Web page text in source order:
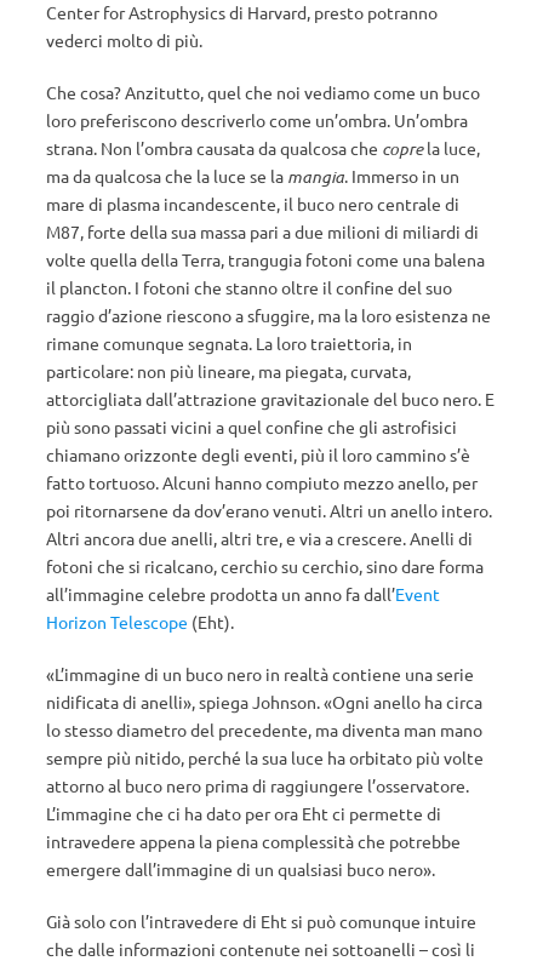
Center for Astrophysics di Harvard, presto potranno
vederci molto di più.
Che cosa? Anzitutto, quel che noi vediamo come un buco
loro preferiscono descriverlo come un’ombra. Un’ombra
strana. Non l’ombra causata da qualcosa che coprela luce,
ma da qualcosa che la luce se la mangia. Immerso in un
mare di plasma incandescente, il buco nero centrale di
M87, forte della sua massa pari a due milioni di miliardi di
volte quella della Terra, trangugia fotoni come una balena
il plancton. I fotoni che stanno oltre il confine del suo
raggio d’azione riescono a sfuggire, ma la loro esistenza ne
rimane comunque segnata. La loro traiettoria, in
particolare: non più lineare, ma piegata, curvata,
attorcigliata dall’attrazione gravitazionale del buco nero. E
più sono passati vicini a quel confine che gli astrofisici
chiamano orizzonte degli eventi, più il loro cammino s’è
fatto tortuoso. Alcuni hanno compiuto mezzo anello, per
poi ritornarsene da dov’erano venuti. Altri un anello intero.
Altri ancora due anelli, altri tre, e via a crescere. Anelli di
fotoni che si ricalcano, cerchio su cerchio, sino dare forma
all’immagine celebre prodotta un anno fa dall’Event
Horizon Telescope (Eht).
«L’immagine di un buco nero in realtà contiene una serie
nidificata di anelli», spiega Johnson. «Ogni anello ha circa
lo stesso diametro del precedente, ma diventa man mano
sempre più nitido, perché la sua luce ha orbitato più volte
attorno al buco nero prima di raggiungere l’osservatore.
L’immagine che ci ha dato per ora Eht ci permette di
intravedere appena la piena complessità che potrebbe
emergere dall’immagine di un qualsiasi buco nero».
Già solo con l’intravedere di Eht si può comunque intuire
che dalle informazioni contenute nei sottoanelli – così li